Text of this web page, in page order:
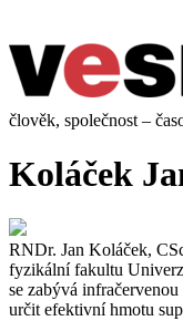
člověk, společnost –
Koláček
RNDr. Jan Koláček,
fyzikální fakultu
se zabývá
určit efektivní hmotu